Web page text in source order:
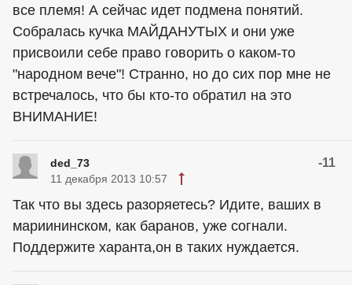
все племя! А сейчас идет подмена понятий.
Собралась кучка МАЙДАНУТЫХ и они уже
присвоили себе право говорить о каком-то
"народном вече"! Странно, но до сих пор мне не
встречалось, что бы кто-то обратил на это
ВНИМАНИЕ!
ded_73 -11
11 декабря 2013 10:57
Так что вы здесь разоряетесь? Идите, ваших в
мариининском, как баранов, уже согнали.
Поддержите харанта,он в таких нуждается.